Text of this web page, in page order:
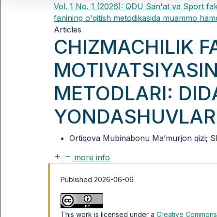
Vol. 1 No. 1 (2026): QDU San'at va Sport
fanining o'qitish metodikasida muammo
Articles
CHIZMACHILIK
METODLARI:
YONDASHUVLAR
Ortiqova Mubinabonu Ma’murjon qizi;
more info
Published 2026-06-06
This work is licensed under a Creative Commons